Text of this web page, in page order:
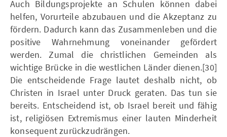
Auch Bildungsprojekte an Schulen können dabei
helfen, Vorurteile abzubauen und die Akzeptanz zu
fördern. Dadurch kann das Zusammenleben und die
positive Wahrnehmung voneinander gefördert
werden. Zumal die christlichen Gemeinden als
wichtige Brücke in die westlichen Länder dienen.[30]
Die entscheidende Frage lautet deshalb nicht, ob
Christen in Israel unter Druck geraten. Das tun sie
bereits. Entscheidend ist, ob Israel bereit und fähig
ist, religiösen Extremismus einer lauten Minderheit
konsequent zurückzudrängen.